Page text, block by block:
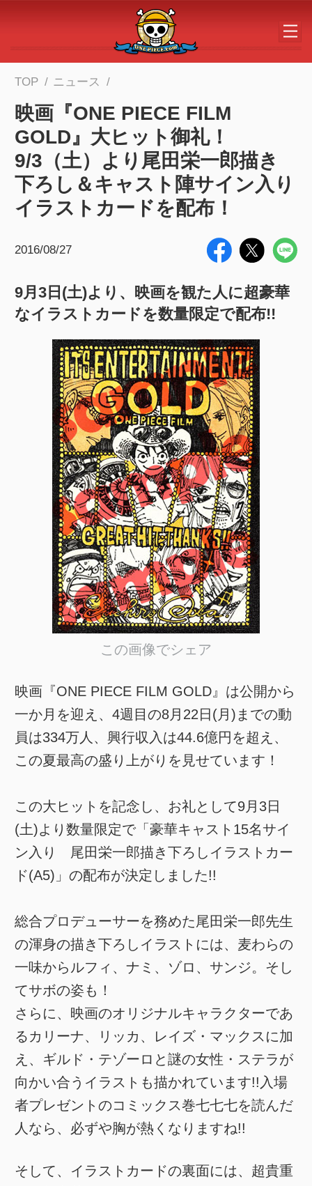
メインコンテンツへスキップする
TOP ニュース
映画『ONE PIECE FILM
GOLD』大ヒット御礼！
9/3（土）より尾田栄一郎描き
下ろし＆キャスト陣サイン入り
イラストカードを配布！
2016/08/27
9月3日(土)より、映画を観た人に超豪華
なイラストカードを数量限定で配布!!
この画像でシェア
映画『ONE PIECE FILM GOLD』は公開から
一か月を迎え、4週目の8月22日(月)までの動
員は334万人、興行収入は44.6億円を超え、
この夏最高の盛り上がりを見せています！
この大ヒットを記念し、お礼として9月3日
(土)より数量限定で「豪華キャスト15名サイ
ン入り 尾田栄一郎描き下ろしイラストカー
ド(A5)」の配布が決定しました!!
総合プロデューサーを務めた尾田栄一郎先生
の渾身の描き下ろしイラストには、麦わらの
一味からルフィ、ナミ、ゾロ、サンジ。そし
てサボの姿も！
さらに、映画のオリジナルキャラクターであ
るカリーナ、リッカ、レイズ・マックスに加
え、ギルド・テゾーロと謎の女性・ステラが
向かい合うイラストも描かれています!!入場
者プレゼントのコミックス巻七七七を読んだ
人なら、必ずや胸が熱くなりますね!!
そして、イラストカードの裏面には、超貴重